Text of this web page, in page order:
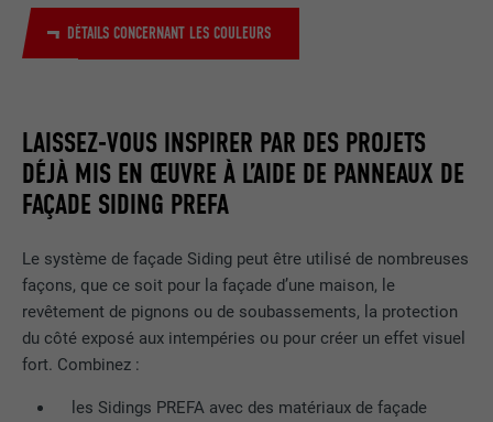
DÉTAILS CONCERNANT LES COULEURS
LAISSEZ-VOUS INSPIRER PAR DES PROJETS
DÉJÀ MIS EN ŒUVRE À L’AIDE DE PANNEAUX DE
FAÇADE SIDING PREFA
Le système de façade Siding peut être utilisé de nombreuses
façons, que ce soit pour la façade d’une maison, le
revêtement de pignons ou de soubassements, la protection
du côté exposé aux intempéries ou pour créer un effet visuel
fort. Combinez :
les Sidings PREFA avec des matériaux de façade
EXPIRATION 3 mois
UTILITÉ
Est utilisé par Facebook pour afficher
exemple des offres en temps réel
d'annonceurs tiers.
NOM
FOURNISSEUR doubleclick.net